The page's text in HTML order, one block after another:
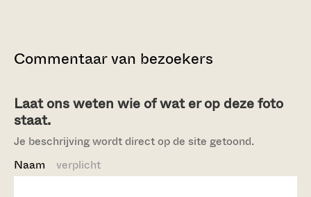
Commentaar van bezoekers
Laat ons weten wie of wat er op deze foto
staat.
Je beschrijving wordt direct op de site getoond.
Naam verplicht